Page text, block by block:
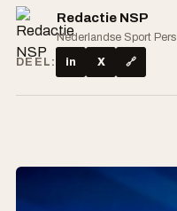
Redactie NSP
Nederlandse Sport Pers
DEEL:
in X 🔗